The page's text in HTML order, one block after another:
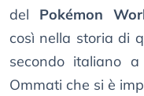
del Pokémon
così nella storia di
secondo italiano
Ommati che si è